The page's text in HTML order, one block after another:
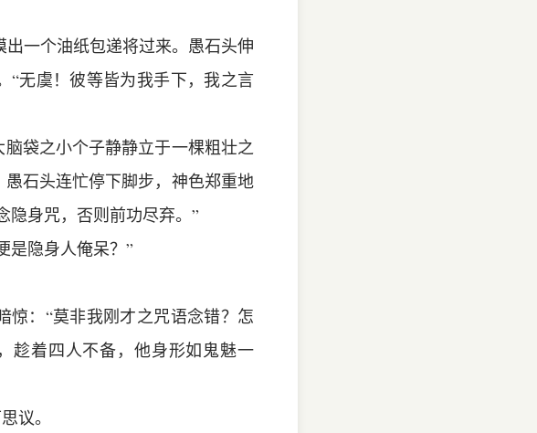
一个油纸包递将过来。愚石头伸
“无虞！彼等皆为我手下，我之言
袋之小个子静静立于一棵粗壮之
石头连忙停下脚步，神色郑重地
隐身咒，否则前功尽弃。”
是隐身人俺呆？”
惊：“莫非我刚才之咒语念错？怎
趁着四人不备，他身形如鬼魅一
议。